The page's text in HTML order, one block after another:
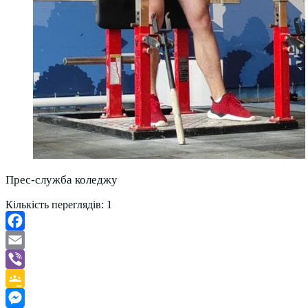
Прес-служба коледжу
Кількість переглядів: 1
Facebook
Email
Viber
Google